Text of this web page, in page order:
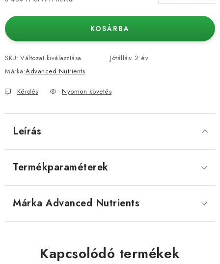
KOSÁRBA
SKU: Változat kiválasztása
Márka:Advanced Nutrients
Jótállás: 2 év
Kérdés Nyomon követés
Leírás
Termékparaméterek
Márka Advanced Nutrients
Kapcsolódó termékek